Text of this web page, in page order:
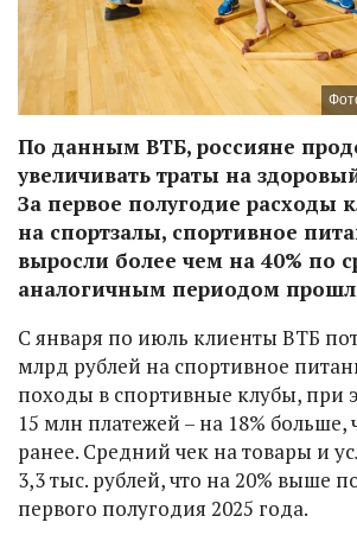
По данным ВТБ, россияне
увеличивать траты на
За первое полугодие расходы
на спортзалы, спортивное
выросли более чем на 40% по
аналогичным периодом
С января по июль клиенты ВТБ
млрд рублей на спортивное
походы в спортивные клубы, при
15 млн платежей – на 18%
ранее. Средний чек на товары и
3,3 тыс. рублей, что на 20% выше
первого полугодия 2025 года.